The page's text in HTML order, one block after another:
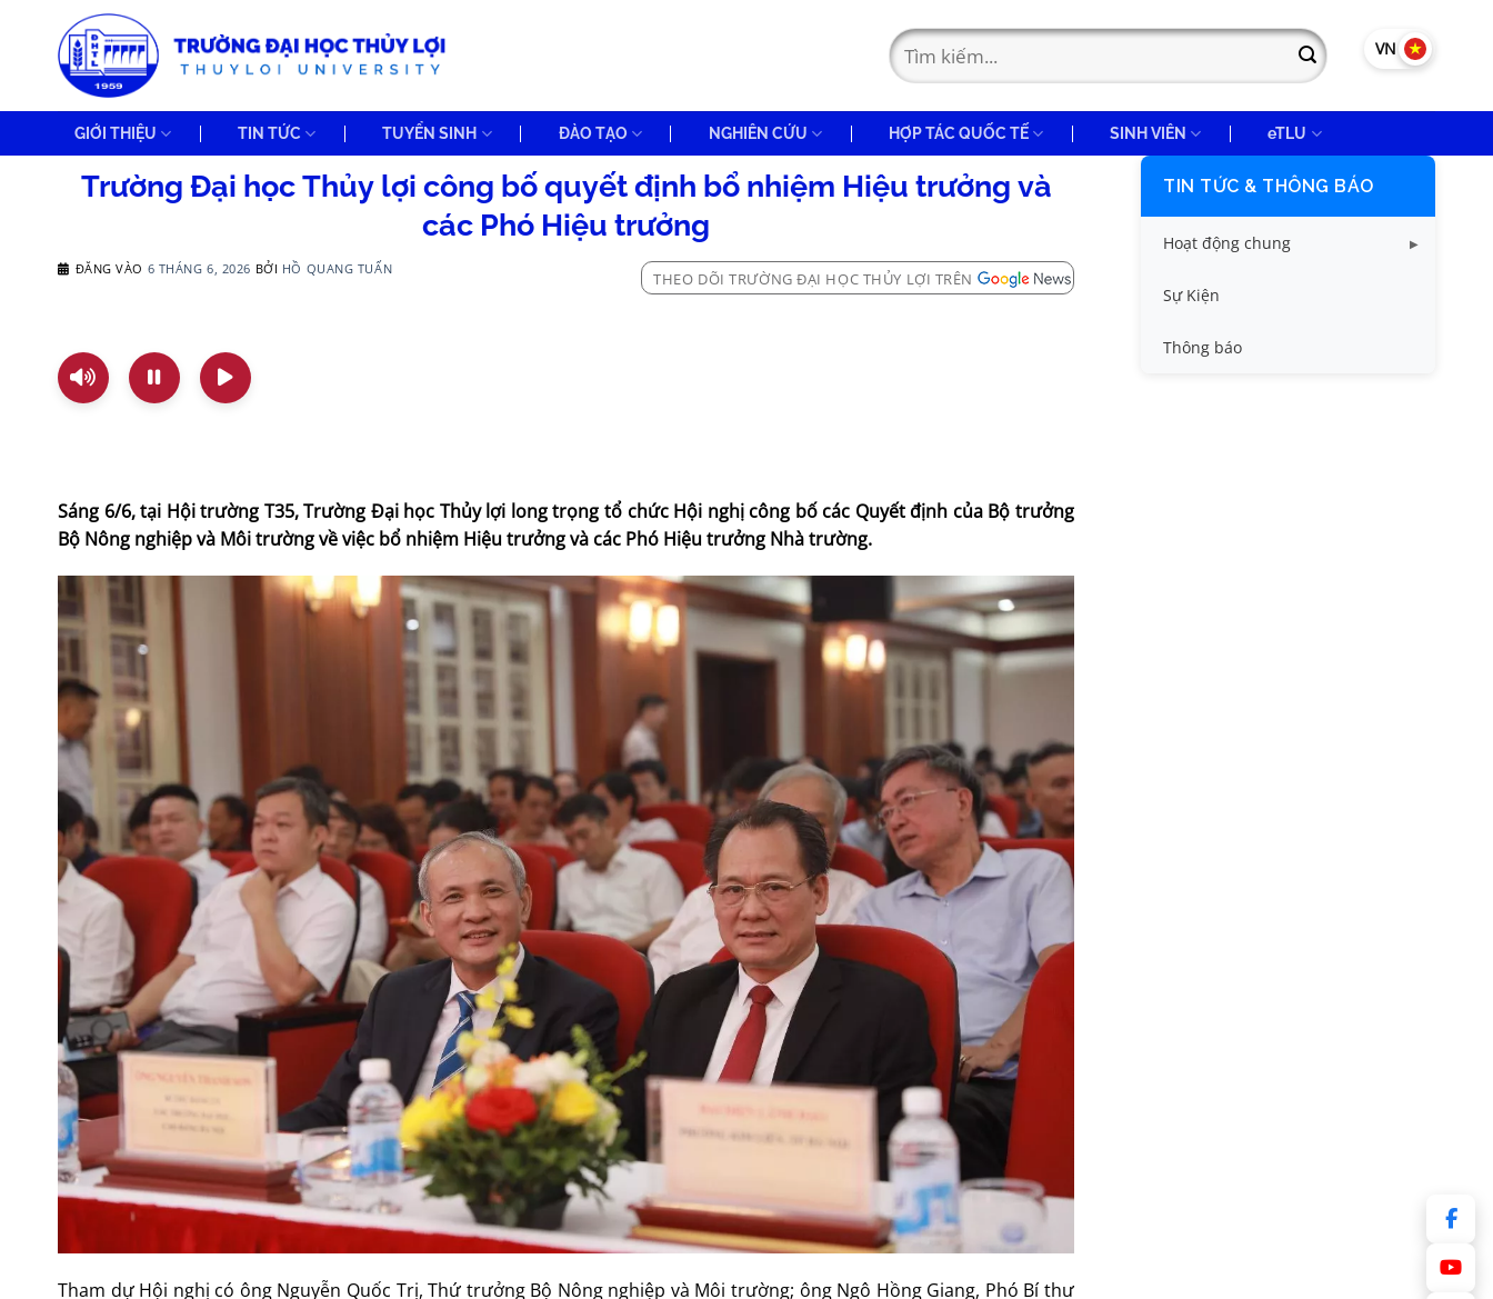
VN EN
GIỚI THIỆU TIN TỨC TUYỂN SINH ĐÀO TẠO NGHIÊN CỨU HỢP TÁC QUỐC TẾ SINH VIÊN eTLU
Trường Đại học Thủy lợi công bố quyết định bổ nhiệm Hiệu trưởng và
các Phó Hiệu trưởng
ĐĂNG VÀO 6 THÁNG 6, 2026 BỞI HỒ QUANG TUẤN
THEO DÕI TRƯỜNG ĐẠI HỌC THỦY LỢI TRÊN
Sáng 6/6, tại Hội trường T35, Trường Đại học Thủy lợi long trọng tổ chức Hội nghị công bố các Quyết định của Bộ trưởng
Bộ Nông nghiệp và Môi trường về việc bổ nhiệm Hiệu trưởng và các Phó Hiệu trưởng Nhà trường.
Tham dự Hội nghị có ông Nguyễn Quốc Trị, Thứ trưởng Bộ Nông nghiệp và Môi trường; ông Ngô Hồng Giang, Phó Bí thư
TIN TỨC & THÔNG BÁO
Hoạt động chung
Tin công tác sinh viên
Tin đào tạo
Sự Kiện
Thông báo